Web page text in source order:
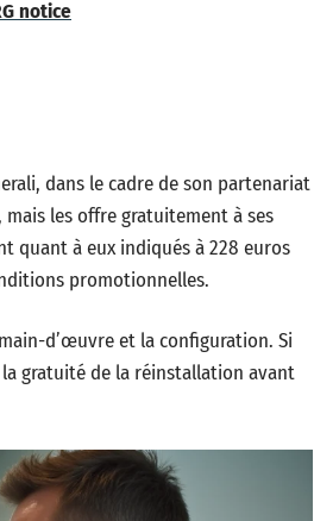
notice
dans le cadre de son partenariat
mais les offre gratuitement à ses
quant à eux indiqués à 228 euros
promotionnelles.
d’œuvre et la configuration. Si
gratuité de la réinstallation avant